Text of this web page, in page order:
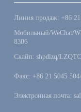
Линия продаж: +86
Мобильный/WeChat/
8306
Скайп: shpdlzq/
Факс: +86 21 5045
Электронная почта: